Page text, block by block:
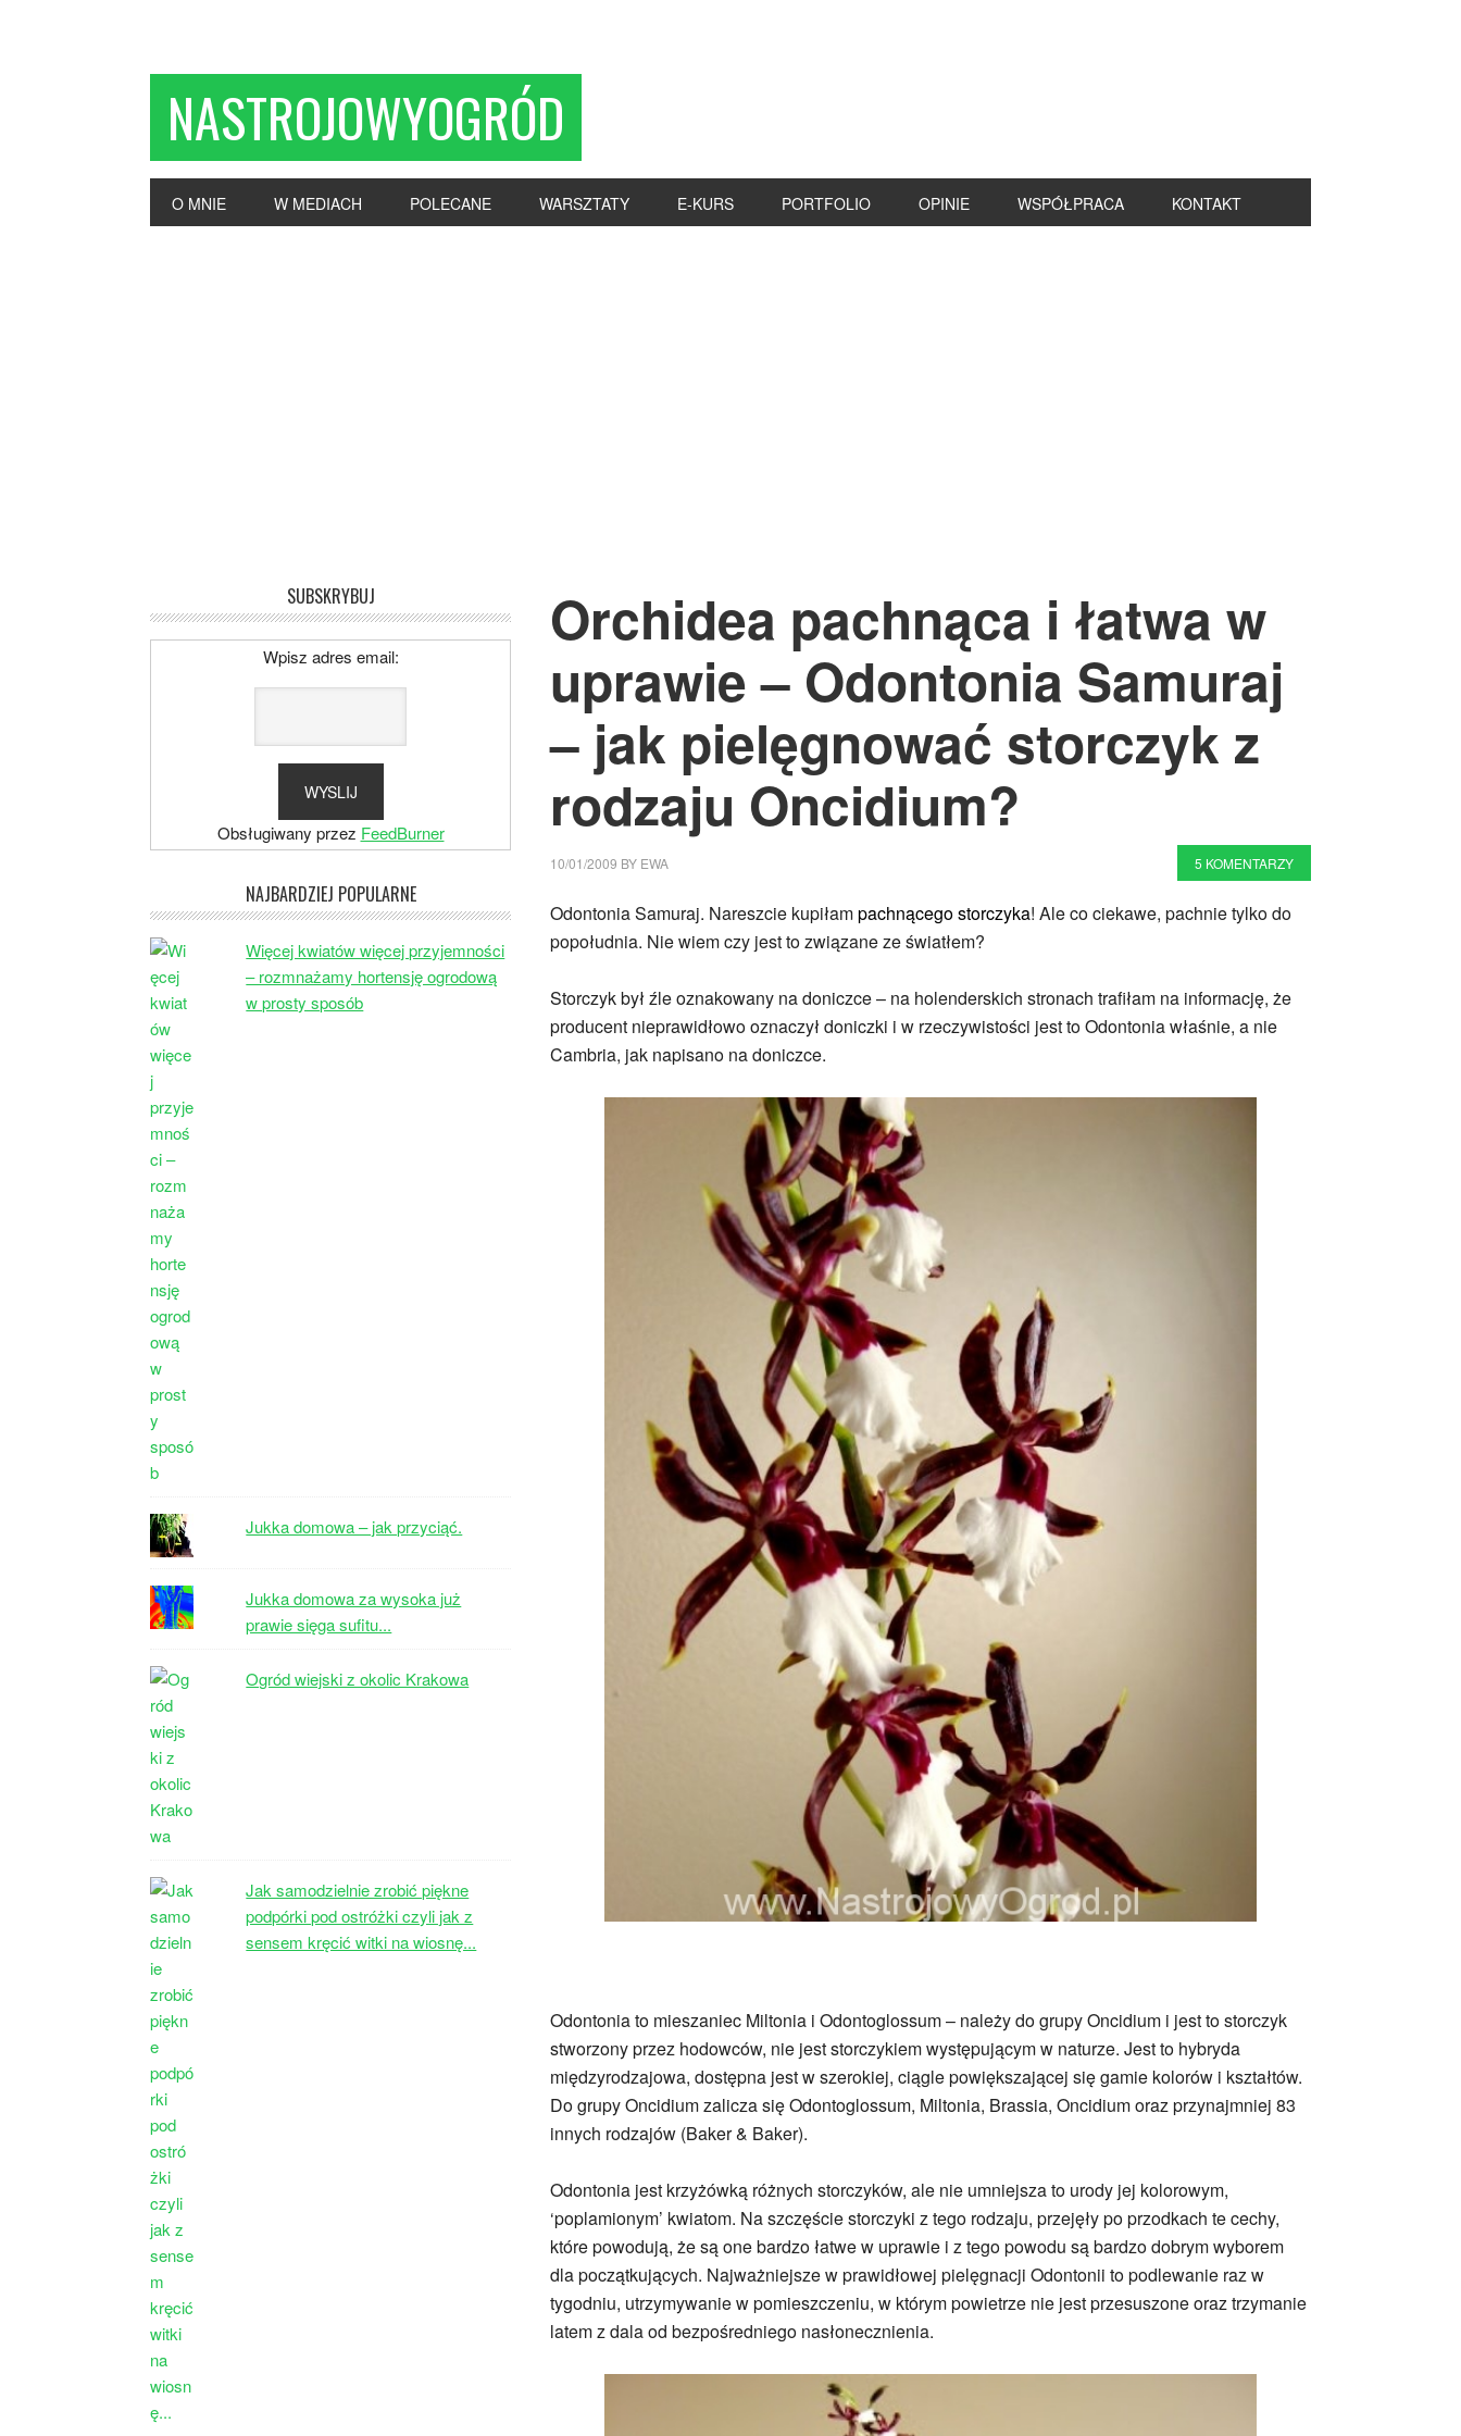
NASTROJOWYOGRÓD
O MNIE W MEDIACH POLECANE WARSZTATY E-KURS PORTFOLIO OPINIE WSPÓŁPRACA KONTAKT
Orchidea pachnąca i łatwa w
uprawie – Odontonia Samuraj
– jak pielęgnować storczyk z
rodzaju Oncidium?
10/01/2009 BY EWA 5 KOMENTARZY
Odontonia Samuraj. Nareszcie kupiłampachnącego storczyka! Ale co ciekawe, pachnie tylko do
popołudnia. Nie wiem czy jest to związane ze światłem?
Storczyk był źle oznakowany na doniczce – na holenderskich stronach trafiłam na informację, że
producent nieprawidłowo oznaczył doniczki i w rzeczywistości jest to Odontonia właśnie, a nie
Cambria, jak napisano na doniczce.
Odontonia to mieszaniec Miltonia i Odontoglossum – należy do grupy Oncidium i jest to storczyk
stworzony przez hodowców, nie jest storczykiem występującym w naturze. Jest to hybryda
międzyrodzajowa, dostępna jest w szerokiej, ciągle powiększającej się gamie kolorów i kształtów.
Do grupy Oncidium zalicza się Odontoglossum, Miltonia, Brassia, Oncidium oraz przynajmniej 83
innych rodzajów (Baker & Baker).
Odontonia jest krzyżówką różnych storczyków, ale nie umniejsza to urody jej kolorowym,
‘poplamionym’ kwiatom. Na szczęście storczyki z tego rodzaju, przejęły po przodkach te cechy,
które powodują, że są one bardzo łatwe w uprawie i z tego powodu są bardzo dobrym wyborem
dla początkujących. Najważniejsze w prawidłowej pielęgnacji Odontonii to podlewanie raz w
tygodniu, utrzymywanie w pomieszczeniu, w którym powietrze nie jest przesuszone oraz trzymanie
latem z dala od bezpośredniego nasłonecznienia.
SUBSKRYBUJ
Wpisz adres email:
Obsługiwany przez FeedBurner
NAJBARDZIEJ POPULARNE
Więcej kwiatów więcej przyjemności
– rozmnażamy hortensję ogrodową
w prosty sposób
Jukka domowa – jak przyciąć.
Jukka domowa za wysoka już
prawie sięga sufitu...
Ogród wiejski z okolic Krakowa
Jak samodzielnie zrobić piękne
podpórki pod ostróżki czyli jak z
sensem kręcić witki na wiosnę...